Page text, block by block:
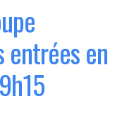
entrées en